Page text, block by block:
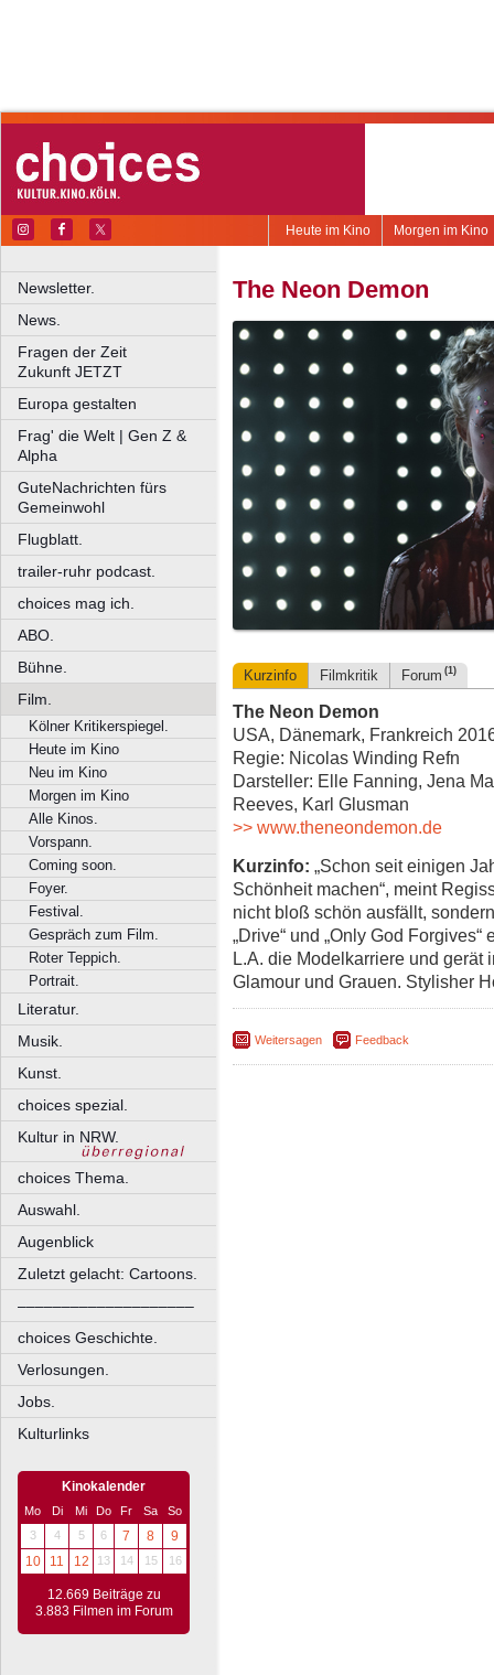
Morgen im Kino
Heute im Kino
Newsletter.
News.
Fragen der Zeit
Zukunft JETZT
Europa gestalten
Frag' die Welt | Gen Z &
Alpha
GuteNachrichten fürs
Gemeinwohl
Flugblatt.
trailer-ruhr podcast.
choices mag ich.
ABO.
Bühne.
Film.
Kölner Kritikerspiegel.
Heute im Kino
Neu im Kino
Morgen im Kino
Alle Kinos.
Vorspann.
Coming soon.
Foyer.
Festival.
Gespräch zum Film.
Roter Teppich.
Portrait.
Literatur.
Musik.
Kunst.
choices spezial.
Kultur in NRW.
choices Thema.
Auswahl.
Augenblick
Zuletzt gelacht: Cartoons.
––––––––––––––––––––
choices Geschichte.
Verlosungen.
Jobs.
Kulturlinks
Kinokalender
Mo Di Mi Do Fr Sa
So
3
4 5 6 7 8
9
10
11 12 13 14 15 16
12.669 Beiträge zu
3.883 Filmen im Forum
The Neon Demon
Kurzinfo Filmkritik Forum (1)
The Neon Demon
USA, Dänemark, Frankreich
Regie: Nicolas Winding Refn
Darsteller: Elle Fanning, Jena
Reeves, Karl Glusman
>> www.theneondemon.de
Kurzinfo: „Schon seit einigen
Schönheit machen“, meint
nicht bloß schön ausfällt,
„Drive“ und „Only God
L.A. die Modelkarriere und gerät
Glamour und Grauen. Stylisher
Weitersagen Feedback